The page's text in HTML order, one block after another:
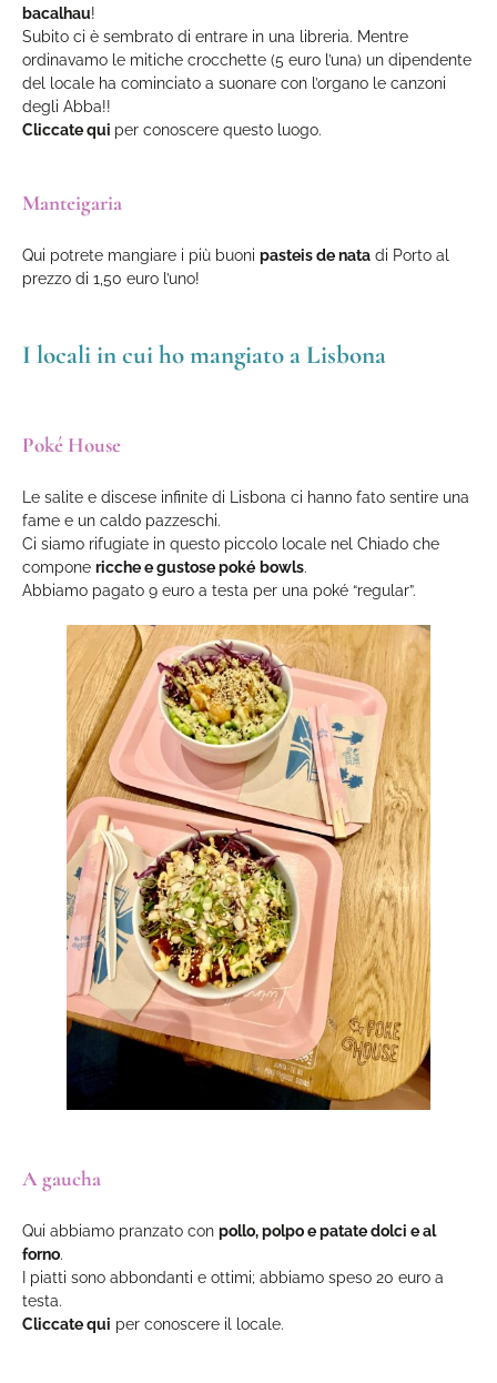
bacalhau!
Subito ci è sembrato di entrare in una libreria. Mentre
ordinavamo le mitiche crocchette (5 euro l’una) un dipendente
del locale ha cominciato a suonare con l’organo le canzoni
degli Abba!!
Cliccate qui per conoscere questo luogo.
Manteigaria
Qui potrete mangiare i più buoni pasteis de nata di Porto al
prezzo di 1,50 euro l’uno!
I locali in cui ho mangiato a Lisbona
Poké House
Le salite e discese infinite di Lisbona ci hanno fato sentire una
fame e un caldo pazzeschi.
Ci siamo rifugiate in questo piccolo locale nel Chiado che
compone ricche e gustose poké bowls.
Abbiamo pagato 9 euro a testa per una poké “regular”.
A gaucha
Qui abbiamo pranzato con pollo, polpo e patate dolci e al
forno.
I piatti sono abbondanti e ottimi; abbiamo speso 20 euro a
testa.
Cliccate qui per conoscere il locale.